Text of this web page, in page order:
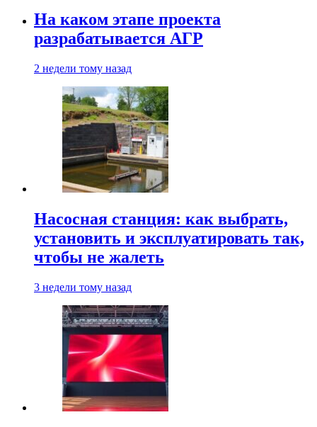
На каком этапе проекта
разрабатывается АГР
2 недели тому назад
Насосная станция: как выбрать,
установить и эксплуатировать так,
чтобы не жалеть
3 недели тому назад